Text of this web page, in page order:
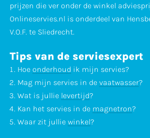
prijzen die ver onder de winkel
Onlineservies.nl is onderdeel van
V.O.F. te Sliedrecht.
Tips van de serviesexpert
Hoe onderhoud ik mijn servies?
Mag mijn servies in de vaatwasser?
Wat is jullie levertijd?
Kan het servies in de magnetron?
Waar zit jullie winkel?